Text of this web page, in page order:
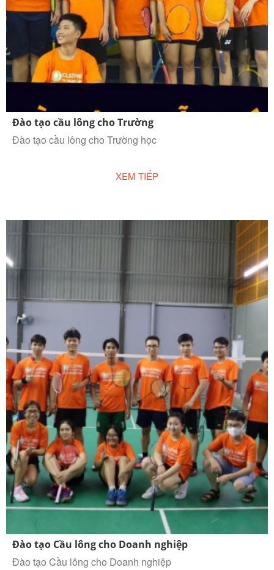
Đào tạo cầu lông cho Trường
Đào tạo cầu lông cho Trường học
XEM TIẾP
Đào tạo Cầu lông cho Doanh nghiệp
Đào tạo Cầu lông cho Doanh nghiệp